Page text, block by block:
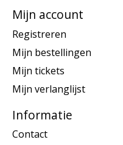
Mijn account
Registreren
Mijn bestellingen
Mijn tickets
Mijn verlanglijst
Informatie
Contact